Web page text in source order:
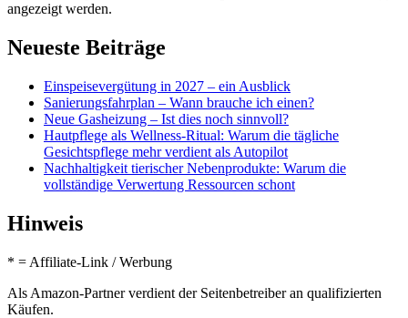
angezeigt werden.
Neueste Beiträge
Einspeisevergütung in 2027 – ein Ausblick
Sanierungsfahrplan – Wann brauche ich einen?
Neue Gasheizung – Ist dies noch sinnvoll?
Hautpflege als Wellness-Ritual: Warum die tägliche
Gesichtspflege mehr verdient als Autopilot
Nachhaltigkeit tierischer Nebenprodukte: Warum die
vollständige Verwertung Ressourcen schont
Hinweis
* = Affiliate-Link / Werbung
Als Amazon-Partner verdient der Seitenbetreiber an qualifizierten
Käufen.